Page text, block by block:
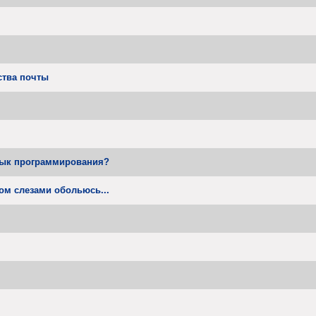
почты
программирования?
слезами обольюсь...